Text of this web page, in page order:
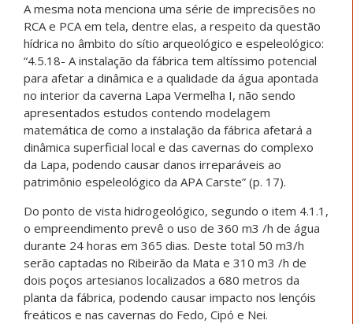
A mesma nota menciona uma série de imprecisões no
RCA e PCA em tela, dentre elas, a respeito da questão
hídrica no âmbito do sítio arqueológico e espeleológico:
“4.5.18- A instalação da fábrica tem altíssimo potencial
para afetar a dinâmica e a qualidade da água apontada
no interior da caverna Lapa Vermelha I, não sendo
apresentados estudos contendo modelagem
matemática de como a instalação da fábrica afetará a
dinâmica superficial local e das cavernas do complexo
da Lapa, podendo causar danos irreparáveis ao
patrimônio espeleológico da APA Carste” (p. 17).
Do ponto de vista hidrogeológico, segundo o item 4.1.1,
o empreendimento prevê o uso de 360 m3 /h de água
durante 24 horas em 365 dias. Deste total 50 m3/h
serão captadas no Ribeirão da Mata e 310 m3 /h de
dois poços artesianos localizados a 680 metros da
planta da fábrica, podendo causar impacto nos lençóis
freáticos e nas cavernas do Fedo, Cipó e Nei.